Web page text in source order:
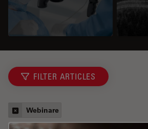
FILTER ARTICLES
Webinare